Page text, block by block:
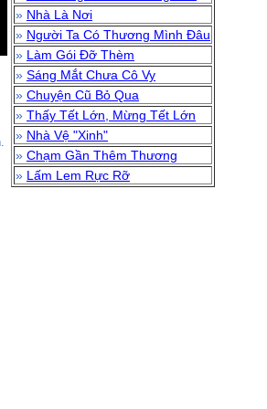
» Nhà Là Nơi
» Người Ta Có Thương Mình Đâu
» Làm Gói Đỡ Thèm
» Sáng Mắt Chưa Cô Vy
» Chuyện Cũ Bỏ Qua
» Thấy Tết Lớn, Mừng Tết Lớn
» Nhà Vệ "Xinh"
» Chạm Gần Thêm Thương
» Lấm Lem Rực Rỡ